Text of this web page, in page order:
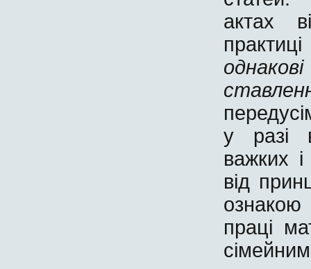
актах
у разі
важких
від
праці